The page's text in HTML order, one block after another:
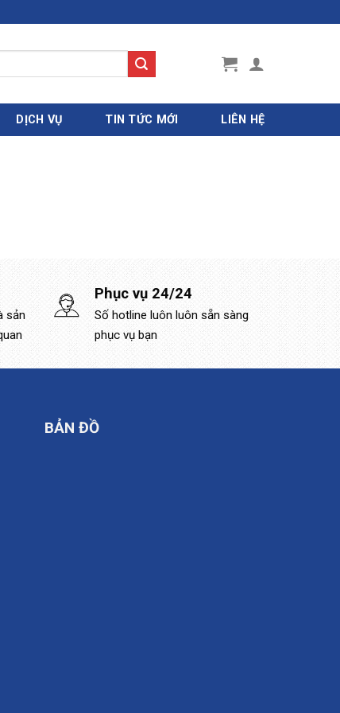
DỊCH VỤ TIN TỨC MỚI LIÊN HỆ
sản
Phục vụ 24/24
Số hotline luôn luôn sẵn sàng
phục vụ bạn
BẢN ĐỒ